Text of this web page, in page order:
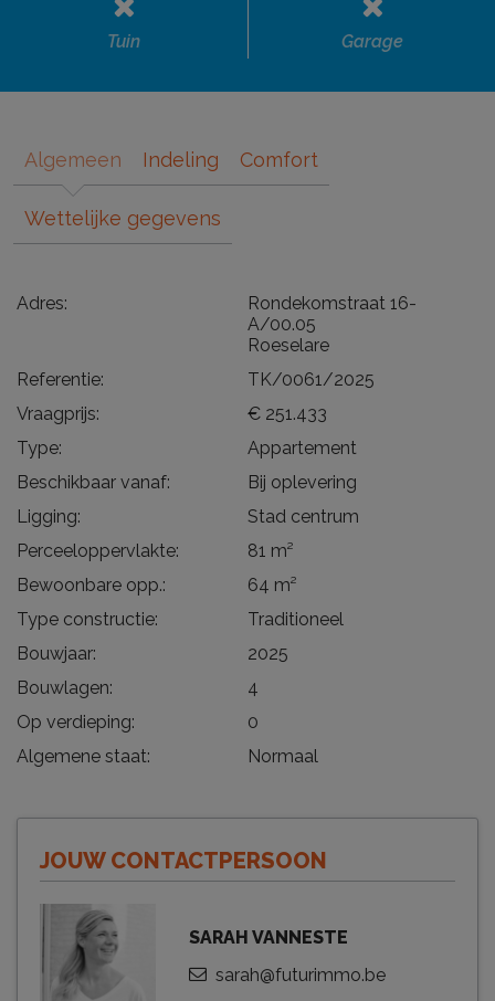
Tuin Garage
Algemeen Indeling Comfort
Wettelijke gegevens
Adres:
Rondekomstraat 16-
A/00.05
Roeselare
Referentie:
TK/0061/2025
Vraagprijs:
€ 251.433
Type:
Appartement
Beschikbaar vanaf:
Bij oplevering
Ligging:
Stad centrum
Perceeloppervlakte:
81 m²
Bewoonbare opp.:
64 m²
Type constructie:
Traditioneel
Bouwjaar:
2025
Bouwlagen:
4
Op verdieping:
0
Algemene staat:
Normaal
JOUW CONTACTPERSOON
SARAH VANNESTE
sarah@futurimmo.be